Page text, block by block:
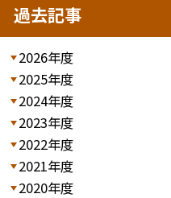
過去記事
2026年度
2025年度
2024年度
2023年度
2022年度
2021年度
2020年度